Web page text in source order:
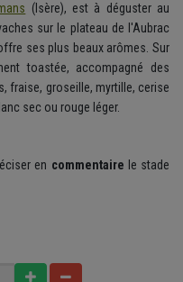
(Isère), est à déguster au
sur le plateau de l'Aubrac
ses plus beaux arômes. Sur
toastée, accompagné des
fraise, groseille, myrtille, cerise
sec ou rouge léger.
en commentaire le stade